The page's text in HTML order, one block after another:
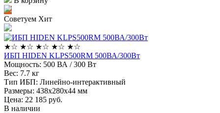
Советуем Хит
★☆ ★☆ ★☆ ★☆ ★☆
ИБП HIDEN KLPS500RM 500ВА/300Вт
Мощность: 500 ВА / 300 Вт
Вес: 7.7 кг
Тип ИБП: Линейно-интерактивный
Размеры: 438x280х44 мм
Цена: 22 185 руб.
В наличии